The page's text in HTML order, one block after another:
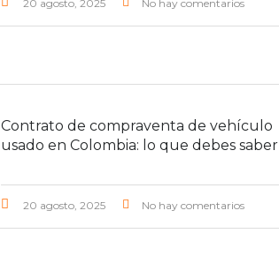
20 agosto, 2025 No hay comentarios
Contrato de compraventa de vehículo
usado en Colombia: lo que debes saber
20 agosto, 2025 No hay comentarios